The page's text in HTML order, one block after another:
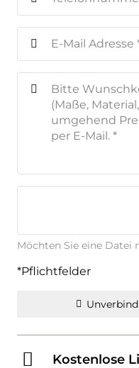
Möchten Sie eine Datei
*Pflichtfelder
Kostenlose